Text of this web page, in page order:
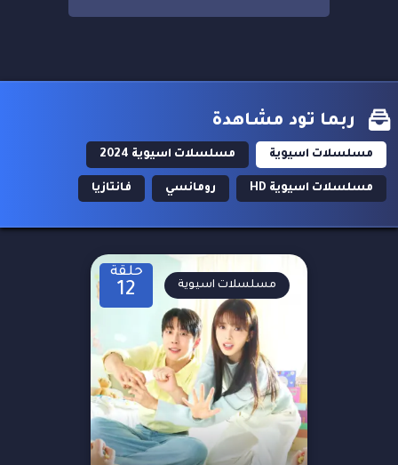
ربما تود مشاهدة
مسلسلات اسيوية مسلسلات اسيوية 2024
مسلسلات اسيوية HD رومانسي فانتازيا
حلقة
12 مسلسلات اسيوية